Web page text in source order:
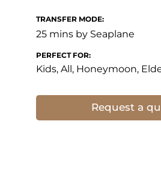
Request a
25 mins by Seaplane
TRANSFER MODE:
Kids, All, Honeymoon,
PERFECT FOR: